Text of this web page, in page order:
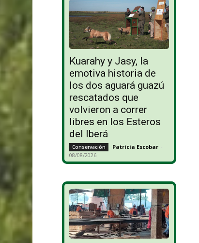
Kuarahy y Jasy, la
emotiva historia de
los dos aguará guazú
rescatados que
volvieron a correr
libres en los Esteros
del Iberá
Conservación Patricia Escobar -
08/08/2026